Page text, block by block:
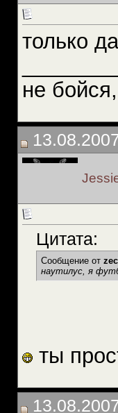
только
не
Цитата:
Сообщение от
наутилус, я
ты